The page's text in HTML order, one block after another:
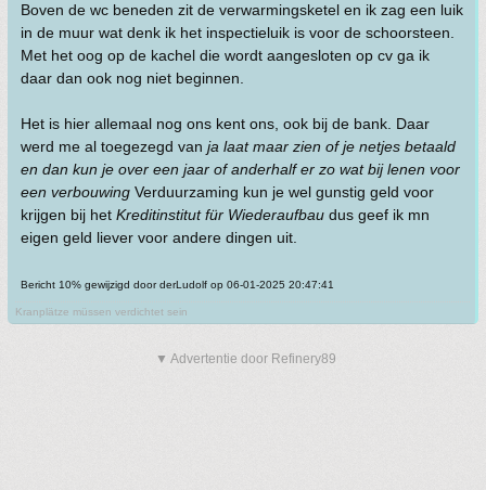
Boven de wc beneden zit de verwarmingsketel en ik zag een luik
in de muur wat denk ik het inspectieluik is voor de schoorsteen.
Met het oog op de kachel die wordt aangesloten op cv ga ik
daar dan ook nog niet beginnen.
Het is hier allemaal nog ons kent ons, ook bij de bank. Daar
werd me al toegezegd van ja laat maar zien of je netjes betaald
en dan kun je over een jaar of anderhalf er zo wat bij lenen voor
een verbouwing Verduurzaming kun je wel gunstig geld voor
krijgen bij het Kreditinstitut für Wiederaufbau dus geef ik mn
eigen geld liever voor andere dingen uit.
Bericht 10% gewijzigd door derLudolf op 06-01-2025 20:47:41
Kranplätze müssen verdichtet sein
▼ Advertentie door Refinery89